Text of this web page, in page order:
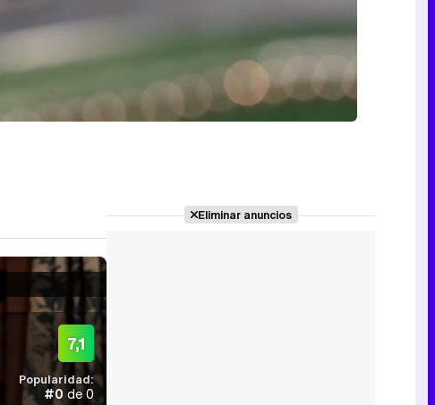
7,1
Popularidad:
#0 de 0
Eliminar anuncios